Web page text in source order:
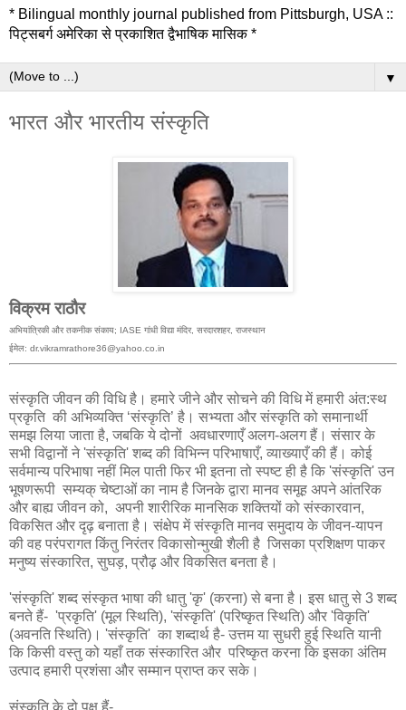
* Bilingual monthly journal published from Pittsburgh, USA ::
पिट्सबर्ग अमेरिका से प्रकाशित द्वैभाषिक मासिक *
▼
भारत और भारतीय संस्कृति
विक्रम राठौर
अभियांत्रिकी और तकनीक संकाय; IASE गांधी विद्या मंदिर, सरदारशहर, राजस्थान
ईमेल: dr.vikramrathore36@yahoo.co.in
संस्कृति जीवन की विधि है। हमारे जीने और सोचने की विधि में हमारी अंत:स्थ
प्रकृति की अभिव्यक्ति ‘संस्कृति’ है। सभ्यता और संस्कृति को समानार्थी
समझ लिया जाता है, जबकि ये दोनों अवधारणाएँ अलग-अलग हैं। संसार के
सभी विद्वानों ने 'संस्कृति' शब्द की विभिन्न परिभाषाएँ, व्याख्याएँ की हैं। कोई
सर्वमान्य परिभाषा नहीं मिल पाती फिर भी इतना तो स्पष्ट ही है कि 'संस्कृति' उन
भूषणरूपी सम्यक् चेष्टाओं का नाम है जिनके द्वारा मानव समूह अपने आंतरिक
और बाह्य जीवन को, अपनी शारीरिक मानसिक शक्तियों को संस्कारवान,
विकसित और दृढ़ बनाता है। संक्षेप में संस्कृति मानव समुदाय के जीवन-यापन
की वह परंपरागत किंतु निरंतर विकासोन्मुखी शैली है जिसका प्रशिक्षण पाकर
मनुष्य संस्कारित, सुघड़, प्रौढ़ और विकसित बनता है।
'संस्कृति' शब्द संस्कृत भाषा की धातु 'कृ' (करना) से बना है। इस धातु से 3 शब्द
बनते हैं- 'प्रकृति' (मूल स्थिति), 'संस्कृति' (परिष्कृत स्थिति) और 'विकृति'
(अवनति स्थिति)। 'संस्कृति' का शब्दार्थ है- उत्तम या सुधरी हुई स्थिति यानी
कि किसी वस्तु को यहाँ तक संस्कारित और परिष्कृत करना कि इसका अंतिम
उत्पाद हमारी प्रशंसा और सम्मान प्राप्त कर सके।
संस्कृति के दो पक्ष हैं-